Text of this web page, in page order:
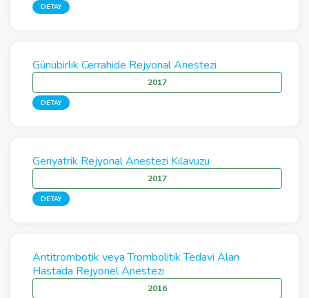
DETAY
Günübirlik Cerrahide Rejyonal Anestezi
2017
DETAY
Geriyatrik Rejyonal Anestezi Kılavuzu
2017
DETAY
Antitrombotik veya Trombolitik Tedavi Alan
Hastada Rejyonel Anestezi
2016